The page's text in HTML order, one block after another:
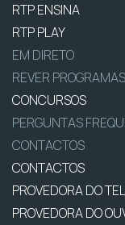
RTP ENSINA
RTP PLAY
EM DIRETO
REVER PROGRAMAS
CONCURSOS
PERGUNTAS
CONTACTOS
CONTACTOS
PROVEDORA DO
PROVEDORA DO